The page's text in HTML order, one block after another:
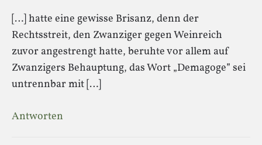
[…] hatte eine gewisse Brisanz, denn der
Rechtsstreit, den Zwanziger gegen Weinreich
zuvor angestrengt hatte, beruhte vor allem auf
Zwanzigers Behauptung, das Wort „Demagoge” sei
untrennbar mit […]
Antworten